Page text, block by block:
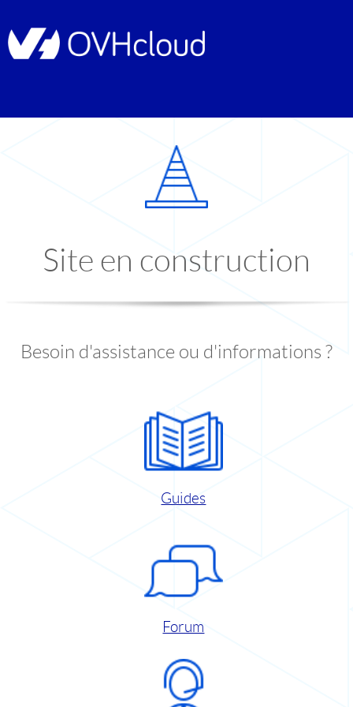
Site en construction
Besoin d'assistance ou d'informations ?
Guides
Forum